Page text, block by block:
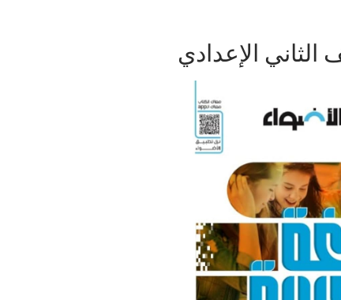
الثاني الإعدادي